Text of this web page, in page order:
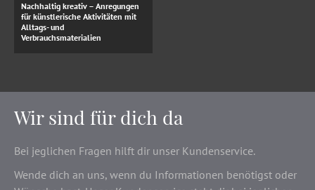
Nachhaltig kreativ – Anregungen
für künstlerische Aktivitäten mit
Alltags- und
Verbrauchsmaterialien
Wir sind für dich da
Bei jeglichen Fragen hilft dir unser Kundenservice.
Wende dich an uns, wenn du Informationen benötigst oder